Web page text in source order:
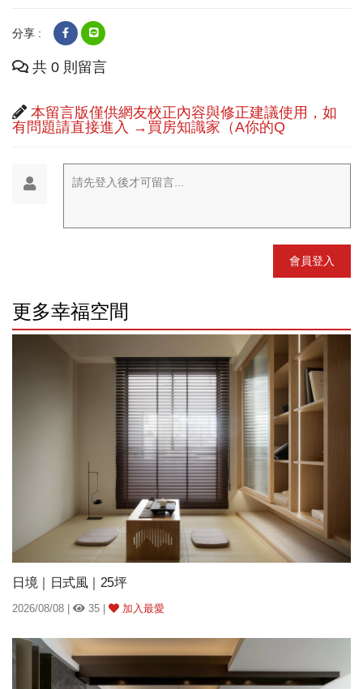
分享 :
共 0 則留言
本留言版僅供網友校正內容與修正建議使用，如
有問題請直接進入 →買房知識家（A你的Q
請先登入後才可留言...
會員登入
更多幸福空間
日境｜日式風｜25坪
2026/08/08 | 35 | 加入最愛